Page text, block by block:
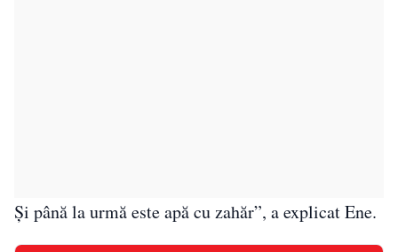
Și până la urmă este apă cu zahăr”, a explicat Ene.